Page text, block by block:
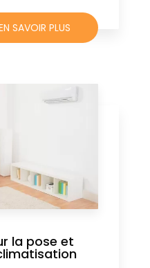
SAVOIR PLUS
la pose et